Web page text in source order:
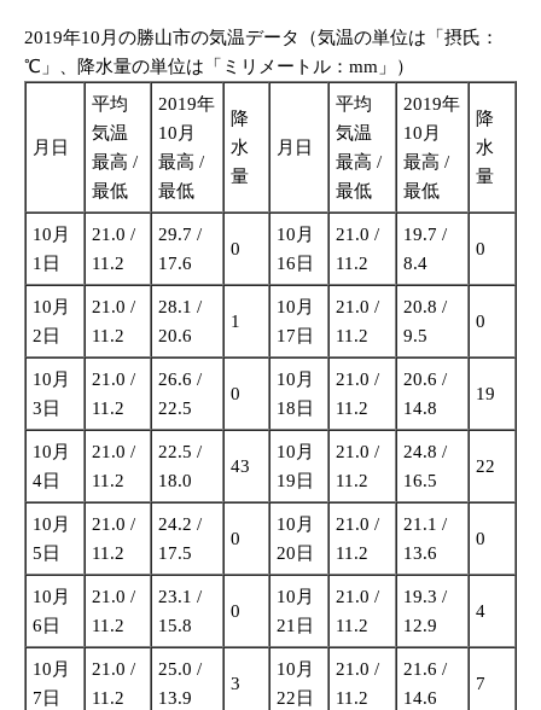
2019年10月の勝山市の気温データ（気温の単位は「摂氏：
℃」、降水量の単位は「ミリメートル：mm」）
月日
平均
気温
最高 /
最低
2019年
10月
最高 /
最低
降
水
量
月日
平均
気温
最高 /
最低
2019年
10月
最高 /
最低
降
水
量
10月
1日
21.0 /
11.2
29.7 /
17.6
0
10月
16日
21.0 /
11.2
19.7 /
8.4
0
10月
2日
21.0 /
11.2
28.1 /
20.6
1
10月
17日
21.0 /
11.2
20.8 /
9.5
0
10月
3日
21.0 /
11.2
26.6 /
22.5
0
10月
18日
21.0 /
11.2
20.6 /
14.8
19
10月
4日
21.0 /
11.2
22.5 /
18.0
43
10月
19日
21.0 /
11.2
24.8 /
16.5
22
10月
5日
21.0 /
11.2
24.2 /
17.5
0
10月
20日
21.0 /
11.2
21.1 /
13.6
0
10月
6日
21.0 /
11.2
23.1 /
15.8
0
10月
21日
21.0 /
11.2
19.3 /
12.9
4
10月
7日
21.0 /
11.2
25.0 /
13.9
3
10月
22日
21.0 /
11.2
21.6 /
14.6
7